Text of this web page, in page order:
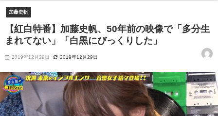
ハ！』ミーグリ日程がこちら
乃木坂あんてな ～乃木坂46・欅坂46・日向坂46のニュース・情報・話題
をピックアップ / 日向坂46卒業後初共演！佐々木久美さん、師匠オードリー若
林さんと再会した結果･･･【激レアさんを連れてきた。】
欅坂46/日向坂46まとめのまとめ / 『anan』の表紙の櫻坂46さん、多様性
の時代だと話題に
日向坂46まとめのまとめ / 【朗報】増田三莉音さんの生足
wwwwwwwwwwww
日向坂46まとめのまとめ / 筒井あやめ、アレをチラリ。こういう偶然の方
が官能的だよな？
日向坂46まとめのまとめ / 【日向坂46】富田鈴花1st写真集の先行カット、
加藤史帆
【紅白特番】加藤史帆、50年前の映像で「多分生
まれてない」「白黒にびっくりした」
2019年12月29日 2019年12月29日